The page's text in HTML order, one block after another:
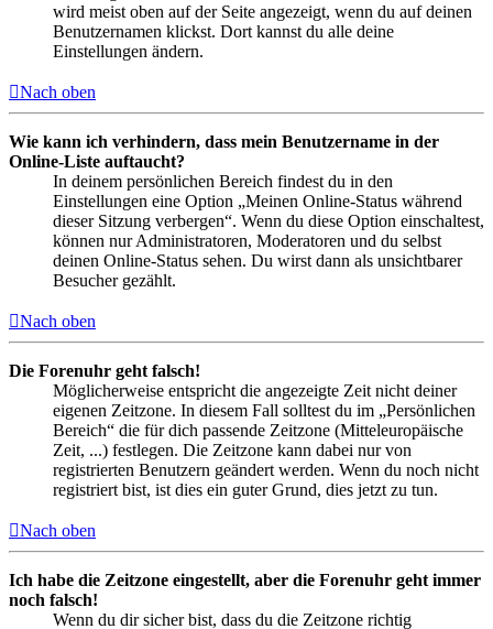
wird meist oben auf der Seite angezeigt, wenn du auf deinen
Benutzernamen klickst. Dort kannst du alle deine
Einstellungen ändern.
Nach oben
Wie kann ich verhindern, dass mein Benutzername in der
Online-Liste auftaucht?
In deinem persönlichen Bereich findest du in den
Einstellungen eine Option „Meinen Online-Status während
dieser Sitzung verbergen“. Wenn du diese Option einschaltest,
können nur Administratoren, Moderatoren und du selbst
deinen Online-Status sehen. Du wirst dann als unsichtbarer
Besucher gezählt.
Nach oben
Die Forenuhr geht falsch!
Möglicherweise entspricht die angezeigte Zeit nicht deiner
eigenen Zeitzone. In diesem Fall solltest du im „Persönlichen
Bereich“ die für dich passende Zeitzone (Mitteleuropäische
Zeit, ...) festlegen. Die Zeitzone kann dabei nur von
registrierten Benutzern geändert werden. Wenn du noch nicht
registriert bist, ist dies ein guter Grund, dies jetzt zu tun.
Nach oben
Ich habe die Zeitzone eingestellt, aber die Forenuhr geht immer
noch falsch!
Wenn du dir sicher bist, dass du die Zeitzone richtig